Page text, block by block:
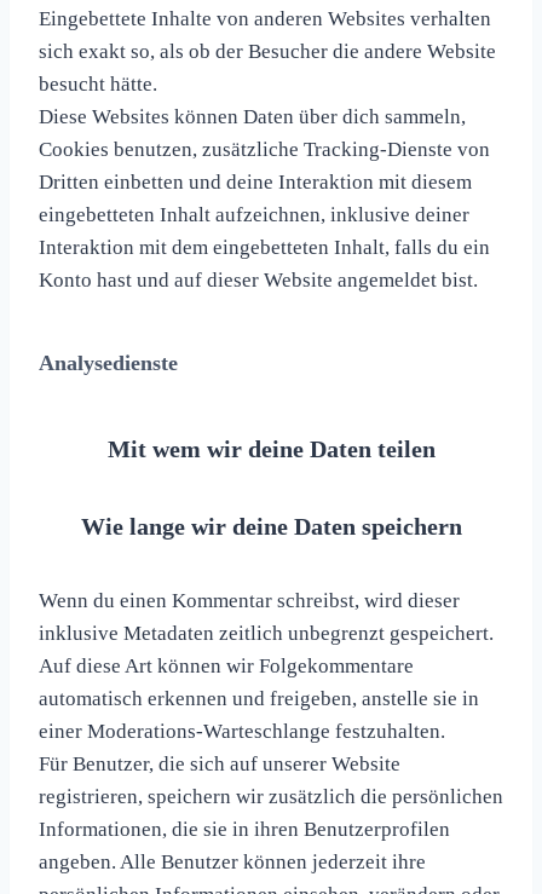
Eingebettete Inhalte von anderen Websites verhalten
sich exakt so, als ob der Besucher die andere Website
besucht hätte.
Diese Websites können Daten über dich sammeln,
Cookies benutzen, zusätzliche Tracking-Dienste von
Dritten einbetten und deine Interaktion mit diesem
eingebetteten Inhalt aufzeichnen, inklusive deiner
Interaktion mit dem eingebetteten Inhalt, falls du ein
Konto hast und auf dieser Website angemeldet bist.
Analysedienste
Mit wem wir deine Daten teilen
Wie lange wir deine Daten speichern
Wenn du einen Kommentar schreibst, wird dieser
inklusive Metadaten zeitlich unbegrenzt gespeichert.
Auf diese Art können wir Folgekommentare
automatisch erkennen und freigeben, anstelle sie in
einer Moderations-Warteschlange festzuhalten.
Für Benutzer, die sich auf unserer Website
registrieren, speichern wir zusätzlich die persönlichen
Informationen, die sie in ihren Benutzerprofilen
angeben. Alle Benutzer können jederzeit ihre